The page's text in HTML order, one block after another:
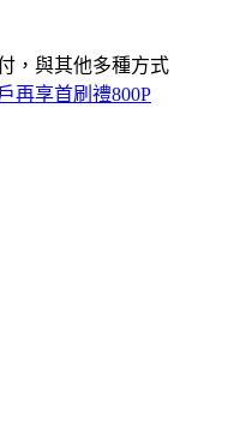
，與其他多種方式
再享首刷禮800P